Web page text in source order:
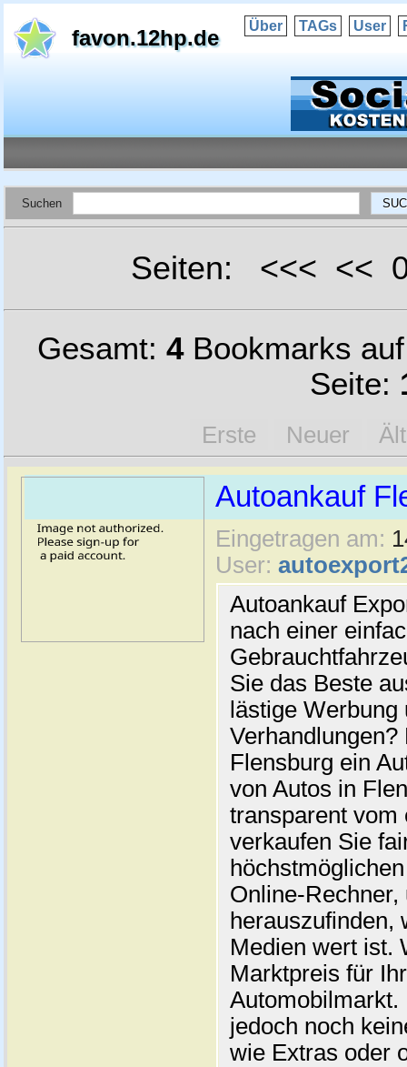
favon.12hp.de Über TAGs User
Suchen
Seiten: <<< <<
Gesamt: 4Bookmarks
Seite:
Erste Neuer
Autoankauf
Eingetragen am:
User:
Autoankauf
nach einer
Sie das Beste
lästige
Flensburg ein
von Autos in
transparent vom
verkaufen Sie
Online-
herauszufinden,
Medien wert ist.
Marktpreis für
jedoch noch
wie Extras oder